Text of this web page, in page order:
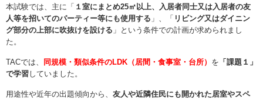
本試験では、主に「 １室にまとめ25㎡以上、入居者同士又は入居者の友
人等を招いてのパーティー等にも使用する 」、「 リビング又はダイニン
グ部分の上部に吹抜けを設ける 」という条件での計画が求められまし
た。
TACでは、 同規模・類似条件のLDK（居間・食事室・台所） を 「課題１」
で学習していました。
用途性や近年の出題傾向から、 友人や近隣住民にも開かれた居室やスペ